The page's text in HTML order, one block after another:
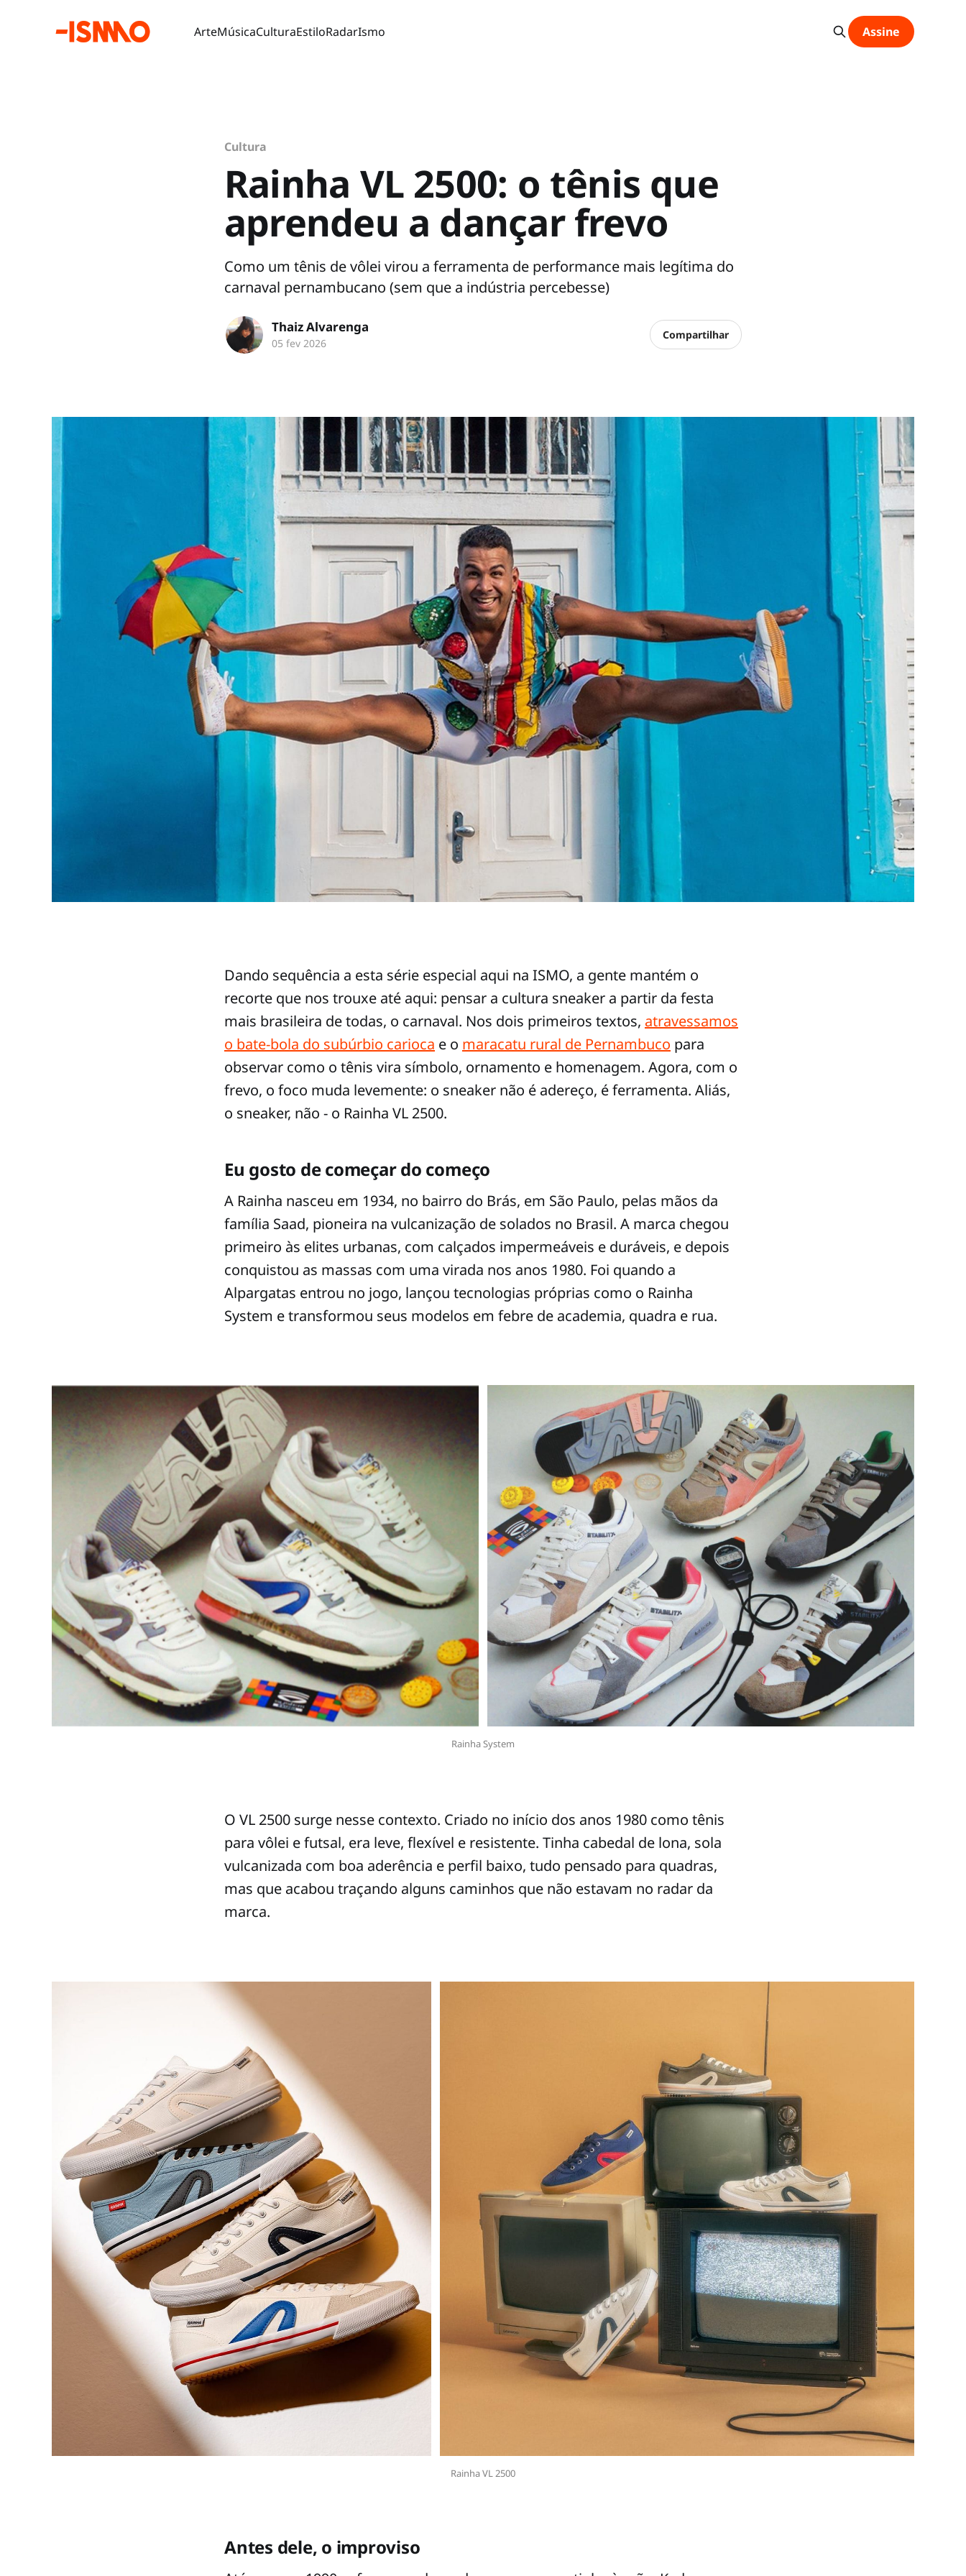
ArteMúsicaCulturaEstiloRadarIsmo Assine
Cultura
Rainha VL 2500: o tênis que
aprendeu a dançar frevo
Como um tênis de vôlei virou a ferramenta de performance mais legítima do
carnaval pernambucano (sem que a indústria percebesse)
Thaiz Alvarenga
05 fev 2026
Compartilhar
Dando sequência a esta série especial aqui na ISMO, a gente mantém o
recorte que nos trouxe até aqui: pensar a cultura sneaker a partir da festa
mais brasileira de todas, o carnaval. Nos dois primeiros textos, atravessamos
o bate-bola do subúrbio carioca e o maracatu rural de Pernambuco para
observar como o tênis vira símbolo, ornamento e homenagem. Agora, com o
frevo, o foco muda levemente: o sneaker não é adereço, é ferramenta. Aliás,
o sneaker, não - o Rainha VL 2500.
Eu gosto de começar do começo
A Rainha nasceu em 1934, no bairro do Brás, em São Paulo, pelas mãos da
família Saad, pioneira na vulcanização de solados no Brasil. A marca chegou
primeiro às elites urbanas, com calçados impermeáveis e duráveis, e depois
conquistou as massas com uma virada nos anos 1980. Foi quando a
Alpargatas entrou no jogo, lançou tecnologias próprias como o Rainha
System e transformou seus modelos em febre de academia, quadra e rua.
Rainha System
O VL 2500 surge nesse contexto. Criado no início dos anos 1980 como tênis
para vôlei e futsal, era leve, flexível e resistente. Tinha cabedal de lona, sola
vulcanizada com boa aderência e perfil baixo, tudo pensado para quadras,
mas que acabou traçando alguns caminhos que não estavam no radar da
marca.
Rainha VL 2500
Antes dele, o improviso